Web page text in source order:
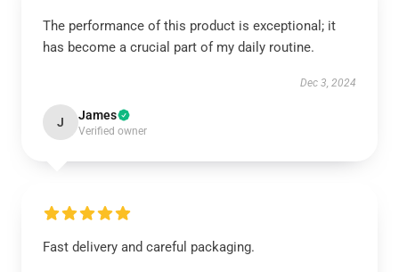
The performance of this product is exceptional; it
has become a crucial part of my daily routine.
Dec 3, 2024
J James
Verified owner
Fast delivery and careful packaging.